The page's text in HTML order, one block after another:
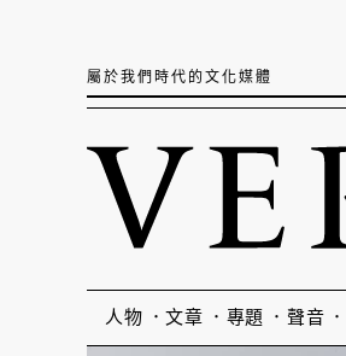
屬於我們時代的文化媒體
人物 文章 專題 聲音